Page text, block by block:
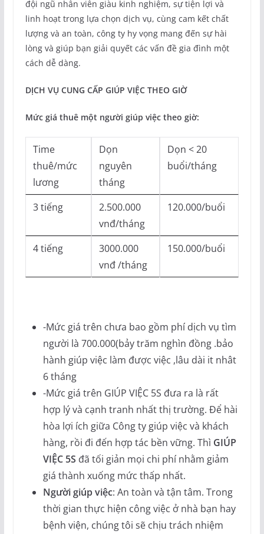
đội ngũ nhân viên giàu kinh nghiệm, sự tiện lợi và
linh hoạt trong lựa chọn dịch vụ, cùng cam kết chất
lượng và an toàn, công ty hy vọng mang đến sự hài
lòng và giúp bạn giải quyết các vấn đề gia đình một
cách dễ dàng.
DỊCH VỤ CUNG CẤP GIÚP VIỆC THEO GIỜ
Mức giá thuê một người giúp việc theo giờ:
Time
thuê/mức
lương
Dọn
nguyên
tháng
Dọn < 20
buổi/tháng
3 tiếng
2.500.000
vnđ/tháng
120.000/buổi
4 tiếng
3000.000
vnđ /tháng
150.000/buổi
-Mức giá trên chưa bao gồm phí dịch vụ tìm
người là 700.000(bảy trăm nghìn đồng .bảo
hành giúp việc làm được việc ,lâu dài it nhât
6 tháng
-Mức giá trên GIÚP VIỆC 5S đưa ra là rất
hợp lý và cạnh tranh nhất thị trường. Để hài
hòa lợi ích giữa Công ty giúp việc và khách
hàng, rồi đi đến hợp tác bền vững. Thì GIÚP
VIỆC 5S đã tối giản mọi chi phí nhằm giảm
giá thành xuống mức thấp nhất.
Người giúp việc: An toàn và tận tâm. Trong
thời gian thực hiện công việc ở nhà bạn hay
bệnh viện, chúng tôi sẽ chịu trách nhiệm